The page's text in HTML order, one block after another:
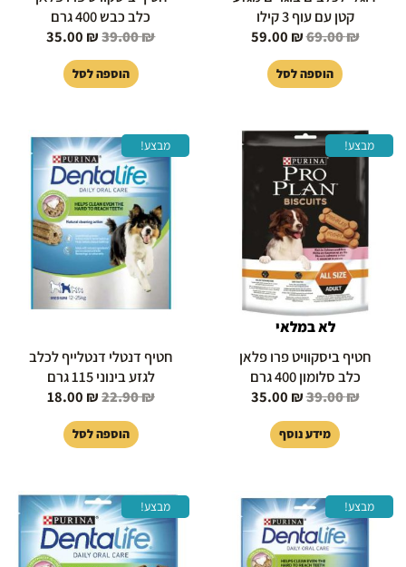
קטן עם עוף 3 קילו
69.00₪
59.00 ₪
הוספה לסל
כלב כבש 400 גרם
39.00₪
35.00 ₪
הוספה לסל
מבצע!
לא במלאי
חטיף ביסקוויט פרו פלאן
כלב סלומון 400 גרם
39.00₪
המחיר
המקורי
היה:
39.00 ₪.
35.00 ₪
המחיר
מידע נוסף
מבצע!
חטיף דנטלי דנטלייף לכלב
לגזע בינוני 115 גרם
22.90₪
המחיר
המקורי
היה:
22.90 ₪.
18.00 ₪
המחיר
הנוכחי
הוא:
18.00 ₪.
הוספה לסל
מבצע!
המחיר
המקורי
היה:
22.90 ₪.
המחיר
הנוכחי
הוא:
18.00 ₪.
מבצע!
המחיר
המקורי
היה:
22.90 ₪.
המחיר
הנוכחי
הוא:
18.00 ₪.